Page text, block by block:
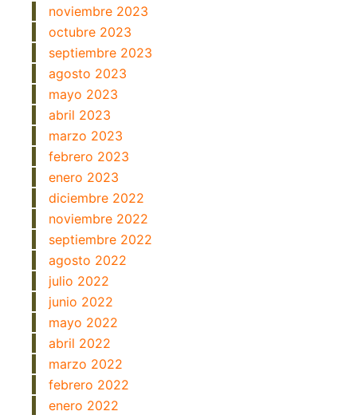
noviembre 2023
octubre 2023
septiembre 2023
agosto 2023
mayo 2023
abril 2023
marzo 2023
febrero 2023
enero 2023
diciembre 2022
noviembre 2022
septiembre 2022
agosto 2022
julio 2022
junio 2022
mayo 2022
abril 2022
marzo 2022
febrero 2022
enero 2022